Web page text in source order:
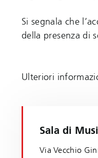
Si segnala che
della presenza di
Ulteriori
Sala di
Via Vecchio